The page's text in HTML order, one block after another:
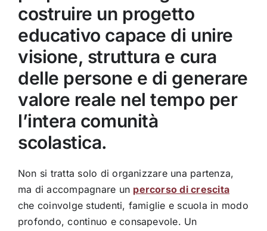
costruire un progetto
educativo capace di unire
visione, struttura e cura
delle persone e di generare
valore reale nel tempo per
l’intera comunità
scolastica.
Non si tratta solo di organizzare una partenza,
ma di accompagnare un percorso di crescita
che coinvolge studenti, famiglie e scuola in modo
profondo, continuo e consapevole. Un